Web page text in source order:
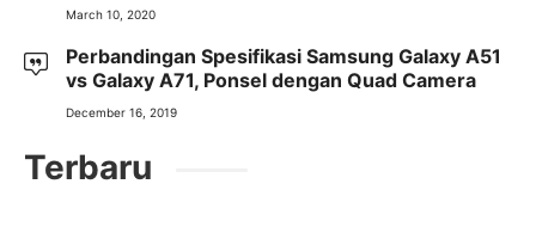
March 10, 2020
Perbandingan Spesifikasi Samsung Galaxy A51
vs Galaxy A71, Ponsel dengan Quad Camera
December 16, 2019
Terbaru